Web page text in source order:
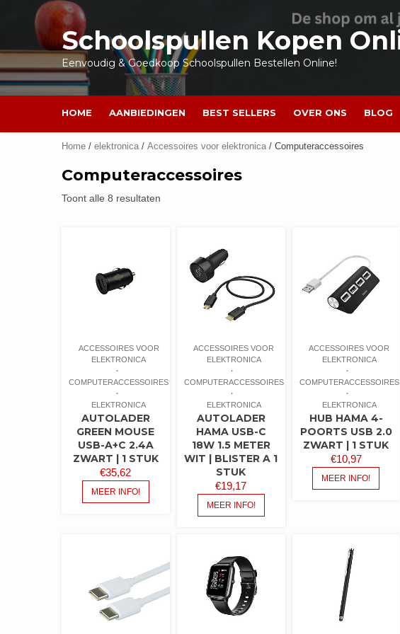
inhoud
Schoolspullen Kopen
Eenvoudig & Goedkoop Schoolspullen Bestellen Online!
HOME AANBIEDINGEN BEST SELLERS OVER ONS BLOG
Home / elektronica / Accessoires voor elektronica / Computeraccessoires
Computeraccessoires
Toont alle 8 resultaten
ACCESSOIRES VOOR
ELEKTRONICA
COMPUTERACCESSOIRES
ELEKTRONICA
AUTOLADER
GREEN MOUSE
USB-A+C 2.4A
ZWART | 1 STUK
€35,62
MEER INFO!
ACCESSOIRES VOOR
ELEKTRONICA
COMPUTERACCESSOIRES
ELEKTRONICA
AUTOLADER
HAMA USB-C
18W 1.5 METER
WIT | BLISTER A 1
STUK
€19,17
MEER INFO!
ACCESSOIRES VOOR
ELEKTRONICA
COMPUTERACCESSOIRES
ELEKTRONICA
HUB HAMA 4-
POORTS USB 2.0
ZWART | 1 STUK
€10,97
MEER INFO!